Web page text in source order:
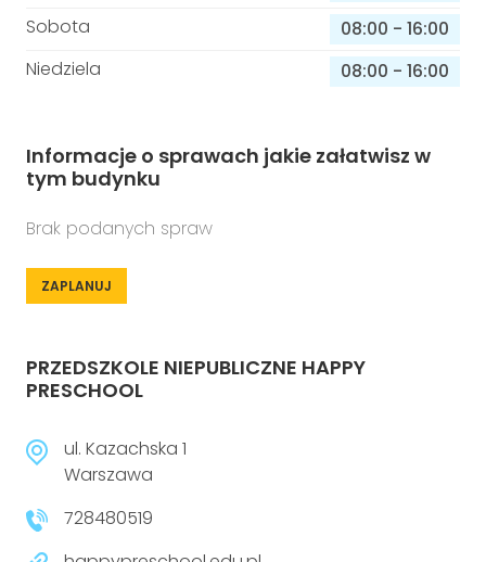
Sobota
08:00 - 16:00
Niedziela
08:00 - 16:00
Informacje o sprawach jakie załatwisz w
tym budynku
Brak podanych spraw
ZAPLANUJ
PRZEDSZKOLE NIEPUBLICZNE HAPPY
PRESCHOOL
ul. Kazachska 1
Warszawa
728480519